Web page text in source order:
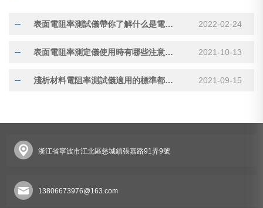
表面電阻率測試儀帶你了解什么是電阻率？ 2022-02-24
表面電阻率測定儀使用時有哪些注意事項？ 2021-10-13
淺析材料電阻率測試儀適用的標準都有哪些？ 2021-09-15
浙江省寧波市江北區慈城鎮張嘉路91弄9號
13806673976@163.com